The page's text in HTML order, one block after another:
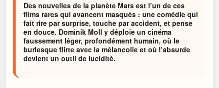
Des nouvelles de la planète Mars est l’un de ces
films rares qui avancent masqués : une comédie qui
fait rire par surprise, touche par accident, et pense
en douce. Dominik Moll y déploie un cinéma
faussement léger, profondément humain, où le
burlesque flirte avec la mélancolie et où l’absurde
devient un outil de lucidité.